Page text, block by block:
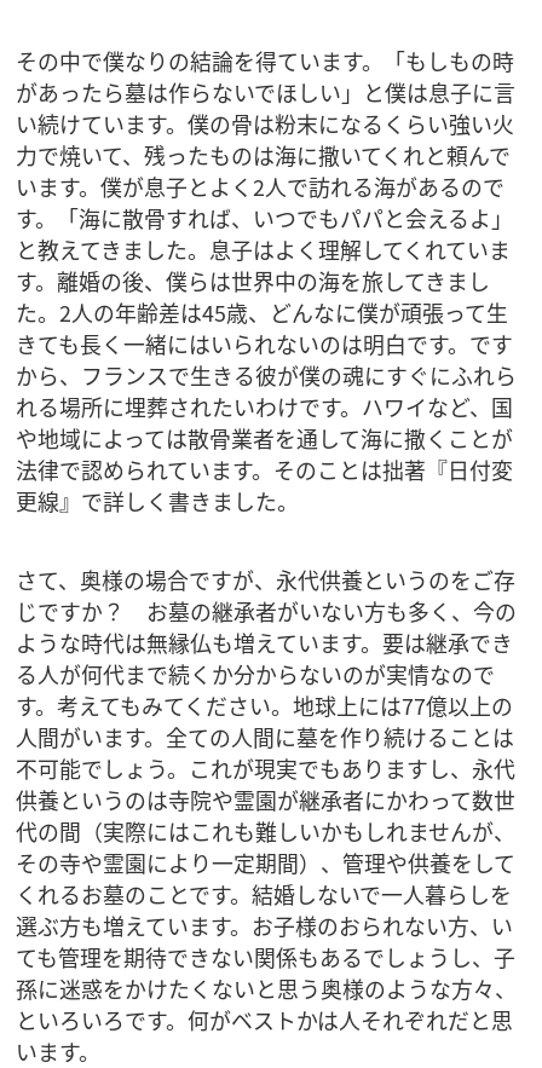
その中で僕なりの結論を得ています。「もしもの時
があったら墓は作らないでほしい」と僕は息子に言
い続けています。僕の骨は粉末になるくらい強い火
力で焼いて、残ったものは海に撒いてくれと頼んで
います。僕が息子とよく2人で訪れる海があるので
す。「海に散骨すれば、いつでもパパと会えるよ」
と教えてきました。息子はよく理解してくれていま
す。離婚の後、僕らは世界中の海を旅してきまし
た。2人の年齢差は45歳、どんなに僕が頑張って生
きても長く一緒にはいられないのは明白です。です
から、フランスで生きる彼が僕の魂にすぐにふれら
れる場所に埋葬されたいわけです。ハワイなど、国
や地域によっては散骨業者を通して海に撒くことが
法律で認められています。そのことは拙著『日付変
更線』で詳しく書きました。
さて、奥様の場合ですが、永代供養というのをご存
じですか？ お墓の継承者がいない方も多く、今の
ような時代は無縁仏も増えています。要は継承でき
る人が何代まで続くか分からないのが実情なので
す。考えてもみてください。地球上には77億以上の
人間がいます。全ての人間に墓を作り続けることは
不可能でしょう。これが現実でもありますし、永代
供養というのは寺院や霊園が継承者にかわって数世
代の間（実際にはこれも難しいかもしれませんが、
その寺や霊園により一定期間）、管理や供養をして
くれるお墓のことです。結婚しないで一人暮らしを
選ぶ方も増えています。お子様のおられない方、い
ても管理を期待できない関係もあるでしょうし、子
孫に迷惑をかけたくないと思う奥様のような方々、
といろいろです。何がベストかは人それぞれだと思
います。